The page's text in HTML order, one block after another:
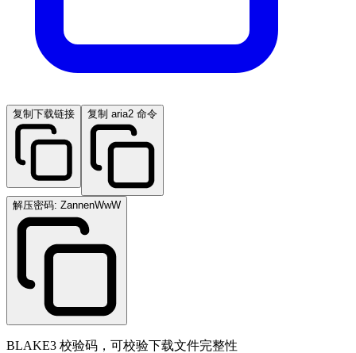
复制下载链接 复制 aria2 命令
解压密码: ZannenWwW
BLAKE3 校验码，可校验下载文件完整性